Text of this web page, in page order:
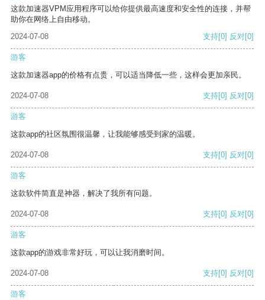
这款加速器VPM应用程序可以给你提供最高速度和安全性的连接，并帮
助你在网络上自由移动。
2024-07-08
支持[0] 反对[0]
游客
这款加速器app的价格有点贵，可以适当降低一些，这样会更加亲民。
2024-07-08 支持[0] 反对[0]
游客
这款app的社区氛围很温馨，让我能够感受到家的温暖。
2024-07-08 支持[0] 反对[0]
游客
这款软件简直是神器，解决了我所有问题。
2024-07-08 支持[0] 反对[0]
游客
这款app的游戏非常好玩，可以让我消磨时间。
2024-07-08 支持[0] 反对[0]
游客